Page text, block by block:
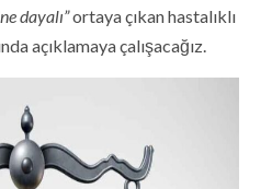
dayalı”ortaya çıkan hastalıklı
açıklamaya çalışacağız.